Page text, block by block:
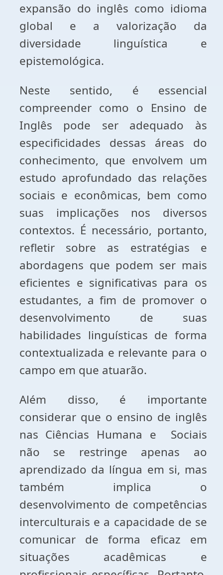
expansão do inglês como idioma
global e a valorização da
diversidade linguística e
epistemológica.
Neste sentido, é essencial
compreender como o Ensino de
Inglês pode ser adequado às
especificidades dessas áreas do
conhecimento, que envolvem um
estudo aprofundado das relações
sociais e econômicas, bem como
suas implicações nos diversos
contextos. É necessário, portanto,
refletir sobre as estratégias e
abordagens que podem ser mais
eficientes e significativas para os
estudantes, a fim de promover o
desenvolvimento de suas
habilidades linguísticas de forma
contextualizada e relevante para o
campo em que atuarão.
Além disso, é importante
considerar que o ensino de inglês
nas Ciências Humana e Sociais
não se restringe apenas ao
aprendizado da língua em si, mas
também implica o
desenvolvimento de competências
interculturais e a capacidade de se
comunicar de forma eficaz em
situações acadêmicas e